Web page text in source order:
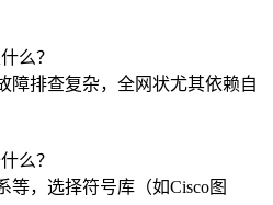
么？
障排查复杂，全网状尤其依赖自
么？
等，选择符号库（如Cisco图